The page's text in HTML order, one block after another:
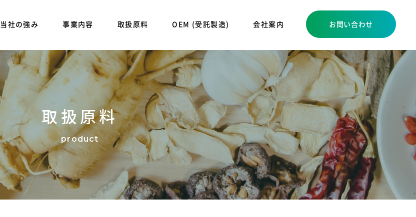
当社の強み 事業内容 取扱原料 OEM (受託製造) 会社案内 お問い合わせ
取扱原料